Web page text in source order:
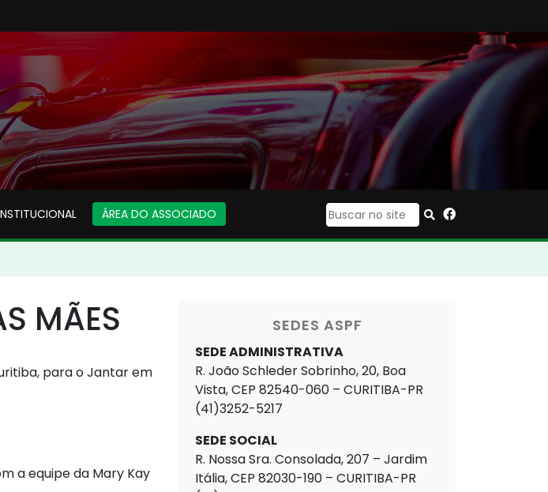
ÁREA DO ASSOCIADO |
MÃES
para o Jantar em
a equipe da Mary Kay
SEDES ASPF
SEDE ADMINISTRATIVA
R. João Schleder Sobrinho, 20, Boa
Vista, CEP 82540-060 – CURITIBA-PR
(41)3252-5217
SEDE SOCIAL
R. Nossa Sra. Consolada, 207 – Jardim
Itália, CEP 82030-190 – CURITIBA-PR